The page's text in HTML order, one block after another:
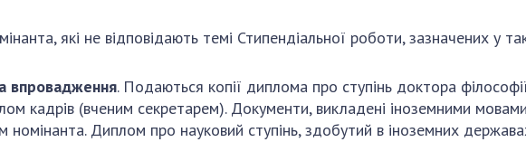
які не відповідають темі Стипендіальної роботи, зазначених у
впровадження. Подаються копії диплома про ступінь доктора
кадрів (вченим секретарем). Документи, викладені іноземними
Диплом про науковий ступінь, здобутий в іноземних